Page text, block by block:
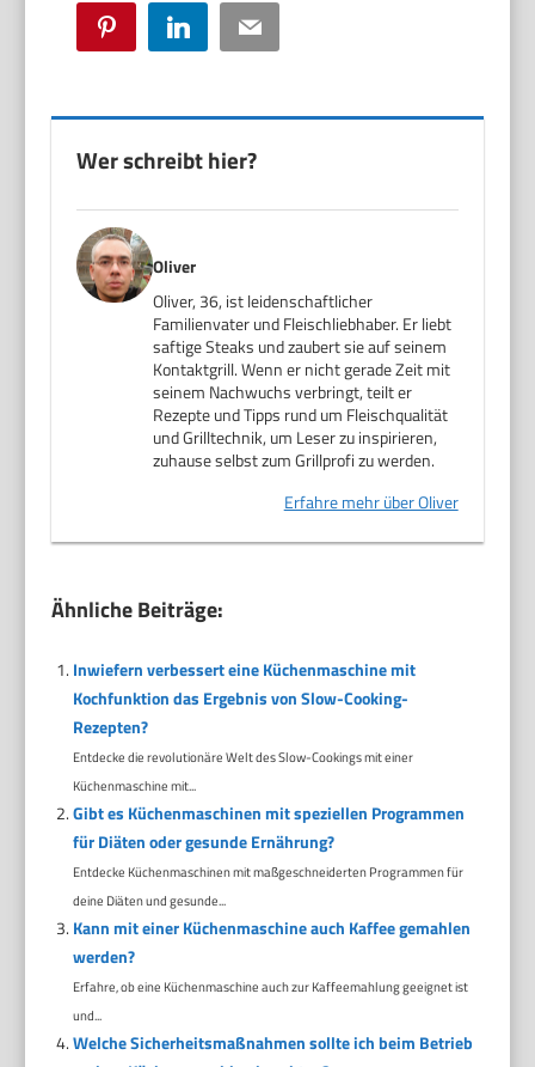
Pinterest LinkedIn Email
Wer schreibt hier?
Oliver
Oliver, 36, ist leidenschaftlicher
Familienvater und Fleischliebhaber. Er liebt
saftige Steaks und zaubert sie auf seinem
Kontaktgrill. Wenn er nicht gerade Zeit mit
seinem Nachwuchs verbringt, teilt er
Rezepte und Tipps rund um Fleischqualität
und Grilltechnik, um Leser zu inspirieren,
zuhause selbst zum Grillprofi zu werden.
Erfahre mehr über Oliver
Ähnliche Beiträge:
Inwiefern verbessert eine Küchenmaschine mit
Kochfunktion das Ergebnis von Slow-Cooking-
Rezepten?
Entdecke die revolutionäre Welt des Slow-Cookings mit einer
Küchenmaschine mit...
Gibt es Küchenmaschinen mit speziellen Programmen
für Diäten oder gesunde Ernährung?
Entdecke Küchenmaschinen mit maßgeschneiderten Programmen für
deine Diäten und gesunde...
Kann mit einer Küchenmaschine auch Kaffee gemahlen
werden?
Erfahre, ob eine Küchenmaschine auch zur Kaffeemahlung geeignet ist
und...
Welche Sicherheitsmaßnahmen sollte ich beim Betrieb